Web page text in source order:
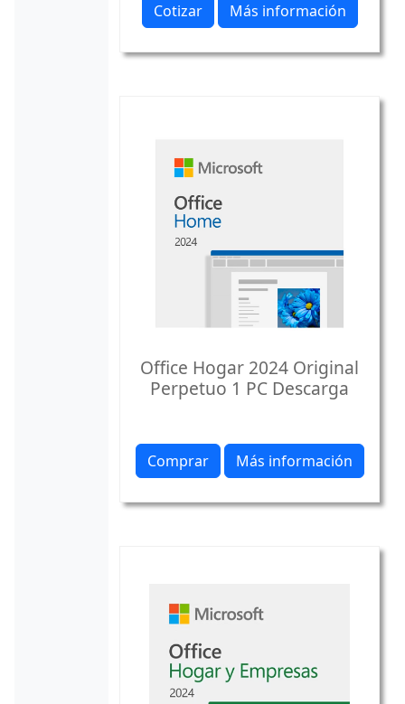
Cotizar Más información
Office Hogar 2024 Original
Perpetuo 1 PC Descarga
Comprar Más información